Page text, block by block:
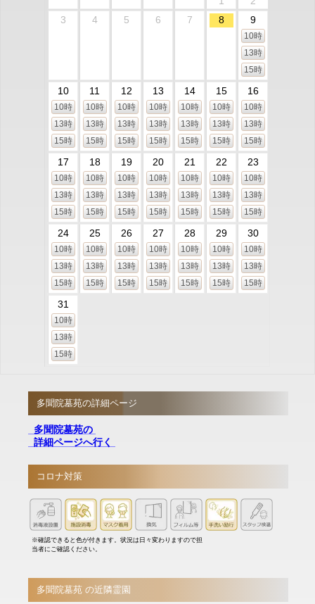
3
4 5 6 7 8 9
10時
13時
15時
10
10時
13時
15時
11
10時
13時
15時
12
10時
13時
15時
13
10時
13時
15時
14
10時
13時
15時
15
10時
13時
15時
16
10時
13時
15時
17
10時
13時
15時
18
10時
13時
15時
19
10時
13時
15時
20
10時
13時
15時
21
10時
13時
15時
22
10時
13時
15時
23
10時
13時
15時
24
10時
13時
15時
25
10時
13時
15時
26
10時
13時
15時
27
10時
13時
15時
28
10時
13時
15時
29
10時
13時
15時
30
10時
13時
15時
31
10時
13時
15時
多聞院墓苑の詳細ページ
多聞院墓苑の
詳細ページへ行く
コロナ対策
※確認できると色が付きます。状況は日々変わりますので担
当者にご確認ください。
多聞院墓苑 の近隣霊園